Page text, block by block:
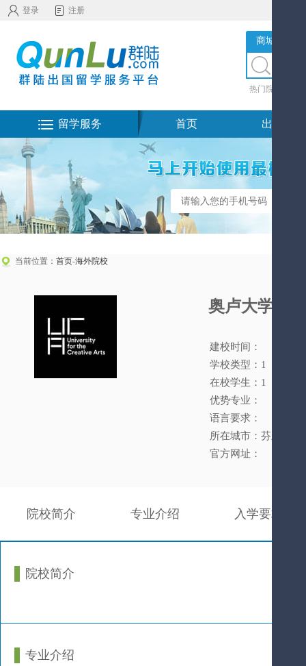
登录 注册
商城服务
热门院校
留学服务 首页 出国留学
当前位置： 首页-海外院校
奥卢大学
建校时间：
学校类型：1
在校学生：1
优势专业：
语言要求：
所在城市：芬兰
官方网址：
院校简介 专业介绍 入学要求
院校简介
专业介绍